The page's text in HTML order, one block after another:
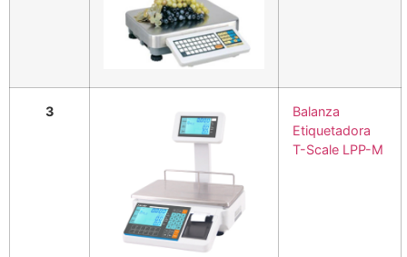
3
Balanza
Etiquetadora
T-Scale LPP-M